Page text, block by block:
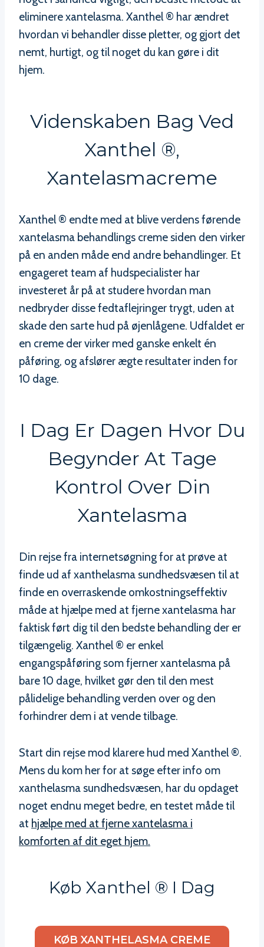
eliminere xantelasma. Xanthel ® har ændret
hvordan vi behandler disse pletter, og gjort det
nemt, hurtigt, og til noget du kan gøre i dit
hjem.
Videnskaben Bag Ved
Xanthel ®,
Xantelasmacreme
Xanthel ® endte med at blive verdens førende
xantelasma behandlings creme siden den virker
på en anden måde end andre behandlinger. Et
engageret team af hudspecialister har
investeret år på at studere hvordan man
nedbryder disse fedtaflejringer trygt, uden at
skade den sarte hud på øjenlågene. Udfaldet er
en creme der virker med ganske enkelt én
påføring, og afslører ægte resultater inden for
10 dage.
I Dag Er Dagen Hvor Du
Begynder At Tage
Kontrol Over Din
Xantelasma
Din rejse fra internetsøgning for at prøve at
finde ud af xanthelasma sundhedsvæsen til at
finde en overraskende omkostningseffektiv
måde at hjælpe med at fjerne xantelasma har
faktisk ført dig til den bedste behandling der er
tilgængelig. Xanthel ® er enkel
engangspåføring som fjerner xantelasma på
bare 10 dage, hvilket gør den til den mest
pålidelige behandling verden over og den
forhindrer dem i at vende tilbage.
Start din rejse mod klarere hud med Xanthel ®.
Mens du kom her for at søge efter info om
xanthelasma sundhedsvæsen, har du opdaget
noget endnu meget bedre, en testet måde til
at hjælpe med at fjerne xantelasma i
komforten af dit eget hjem.
Køb Xanthel ® I Dag
KØB XANTHELASMA CREME